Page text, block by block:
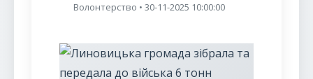
Волонтерство • 30-11-2025 10:00:00